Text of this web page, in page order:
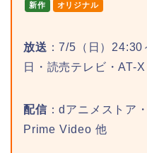
新作 オリジナル
放送 ：7/5（日）
日・読売テレビ・AT-X
配信 ：dアニメストア
Prime Video 他